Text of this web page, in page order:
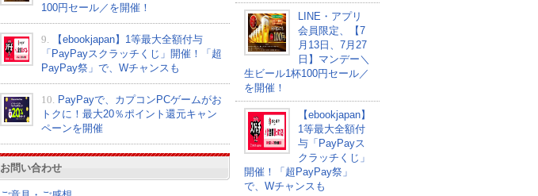
100円セール／を開催！
9.
【ebookjapan】1等最大全額付与
「PayPayスクラッチくじ」開催！「超
PayPay祭」で、Wチャンスも
10. PayPayで、カプコンPCゲームがお
トクに！最大20％ポイント還元キャン
ペーンを開催
お問い合わせ
LINE・アプリ
会員限定、【7
月13日、7月27
日】マンデー＼
生ビール1杯100円セール／
を開催！
【ebookjapan】
1等最大全額付
与「PayPayス
クラッチくじ」
開催！「超PayPay祭」
で、Wチャンスも